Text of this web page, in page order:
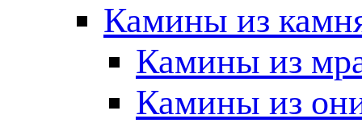
Камины из
Камины из
Камины из